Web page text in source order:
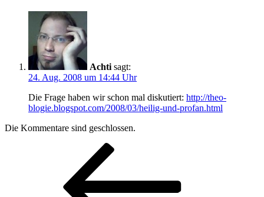
Achti sagt:
24. Aug. 2008 um 14:44 Uhr
Die Frage haben wir schon mal diskutiert: http://theo-
blogie.blogspot.com/2008/03/heilig-und-profan.html
Die Kommentare sind geschlossen.
Beitragsnavigation